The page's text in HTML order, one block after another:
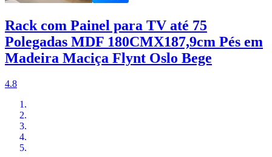
Rack com Painel para TV até 75
Polegadas MDF 180CMX187,9cm Pés em
Madeira Maciça Flynt Oslo Bege
4.8